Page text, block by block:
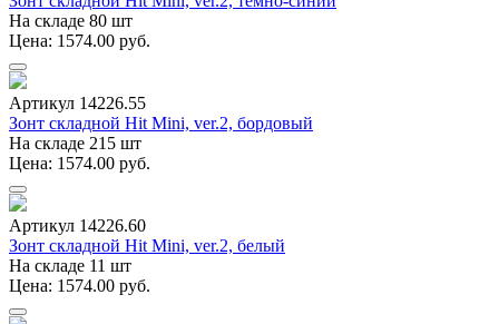
На складе 80 шт
Цена: 1574.00 руб.
Артикул 14226.55
Зонт складной Hit Mini, ver.2, бордовый
На складе 215 шт
Цена: 1574.00 руб.
Артикул 14226.60
Зонт складной Hit Mini, ver.2, белый
На складе 11 шт
Цена: 1574.00 руб.